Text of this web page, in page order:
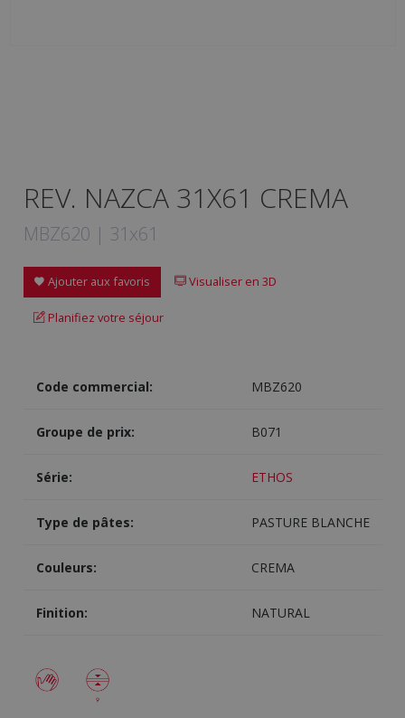
REV. NAZCA 31X61 CREMA
MBZ620 | 31x61
Ajouter aux favoris Visualiser en 3D
Planifiez votre séjour
Code commercial: MBZ620
Groupe de prix: B071
Série: ETHOS
Type de pâtes: PASTURE BLANCHE
Couleurs: CREMA
Finition: NATURAL